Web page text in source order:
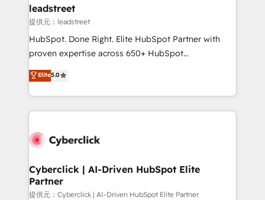
and technology for predictable, scalable revenue
growth. Our expertise spans RevOps, CRM and data
architecture, AI enablement, and strategic marketing,
delivered through our proprietary FLAIR framework
Partner and ISO 27001:2022 certified consultancy,
we blend strategy, creativity, and technology to help
leadstreet
提供元：leadstreet
HubSpot. Done Right. Elite HubSpot Partner with
proven expertise across 650+ HubSpot
implementations. With 12+ years of HubSpot
experience, we help you use the HubSpot platform
to its fullest capacity, improve your current HubSpot
website, or build your new one.
Elite5.0
Cyberclick | AI-Driven HubSpot Elite
Partner
提供元：Cyberclick | AI-Driven HubSpot Elite Partner